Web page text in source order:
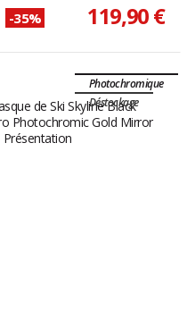
-35% 119,90 €
Photochromique
Déstockage